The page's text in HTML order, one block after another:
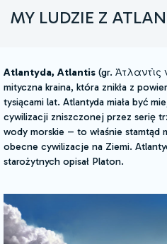
MY LUDZIE Z
Atlantyda, Atlantis (gr. Ἀτλαντὶς
mityczna kraina, która znikła z
tysiącami lat. Atlantyda miała być
cywilizacji zniszczonej przez serię
wody morskie – to właśnie stamtąd
obecne cywilizacje na Ziemi.
starożytnych opisał Platon.